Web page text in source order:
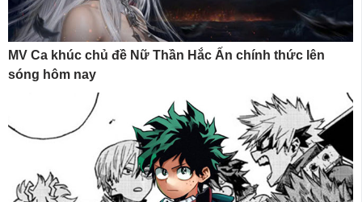
MV Ca khúc chủ đề Nữ Thần Hắc Ấn chính thức lên
sóng hôm nay